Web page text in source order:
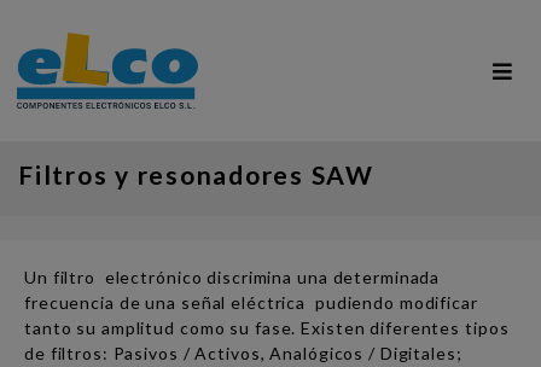
Filtros y resonadores SAW
Un filtro electrónico discrimina una determinada
frecuencia de una señal eléctrica pudiendo modificar
tanto su amplitud como su fase. Existen diferentes tipos
de filtros: Pasivos / Activos, Analógicos / Digitales;